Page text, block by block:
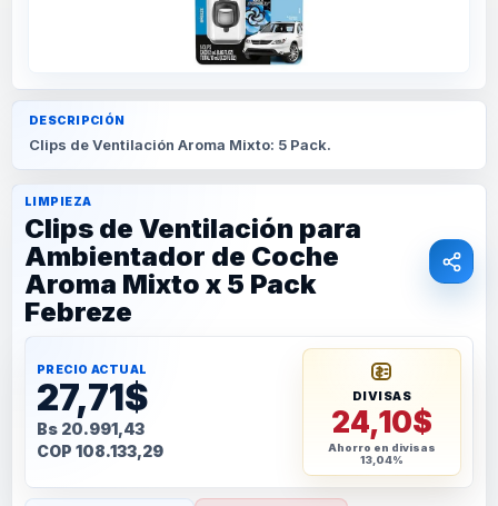
DESCRIPCIÓN
Clips de Ventilación Aroma Mixto: 5 Pack.
LIMPIEZA
Clips de Ventilación para
Ambientador de Coche
Aroma Mixto x 5 Pack
Febreze
PRECIO ACTUAL
27,71$
Bs 20.991,43
COP 108.133,29
DIVISAS
24,10$
Ahorro en divisas
13,04%